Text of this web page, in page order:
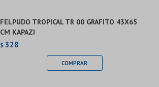
FELPUDO TROPICAL TR 00 GRAFITO 43X65
CM KAPAZI
$ 328